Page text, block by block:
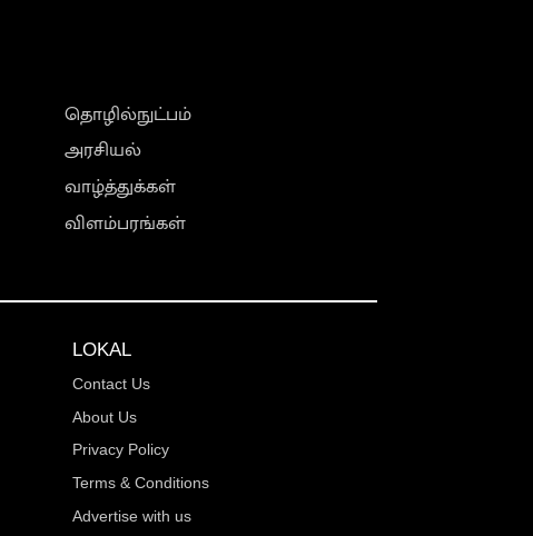
தொழில்நுட்பம்
அரசியல்
வாழ்த்துக்கள்
விளம்பரங்கள்
LOKAL
Contact Us
About Us
Privacy Policy
Terms & Conditions
Advertise with us